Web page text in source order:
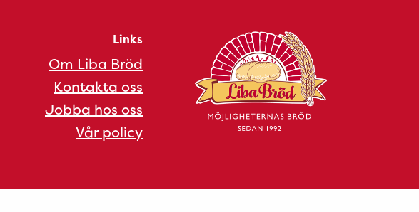
Links
Om Liba Bröd
Kontakta oss
Jobba hos oss
Vår policy